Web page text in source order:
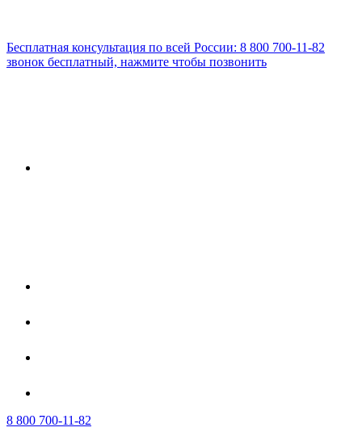
Бесплатная консультация по всей России: 8 800 700-11-82
звонок бесплатный, нажмите чтобы позвонить
8 800 700-11-82